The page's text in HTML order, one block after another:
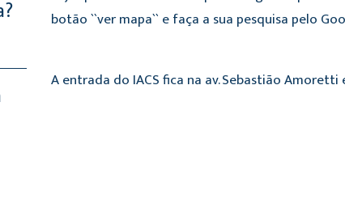
botão ``ver mapa`` e faça a sua pesquisa pelo
A entrada do IACS fica na av. Sebastião Amoretti